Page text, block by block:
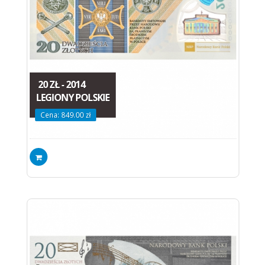
20 ZŁ - 2014
LEGIONY POLSKIE
Cena: 849.00 zł